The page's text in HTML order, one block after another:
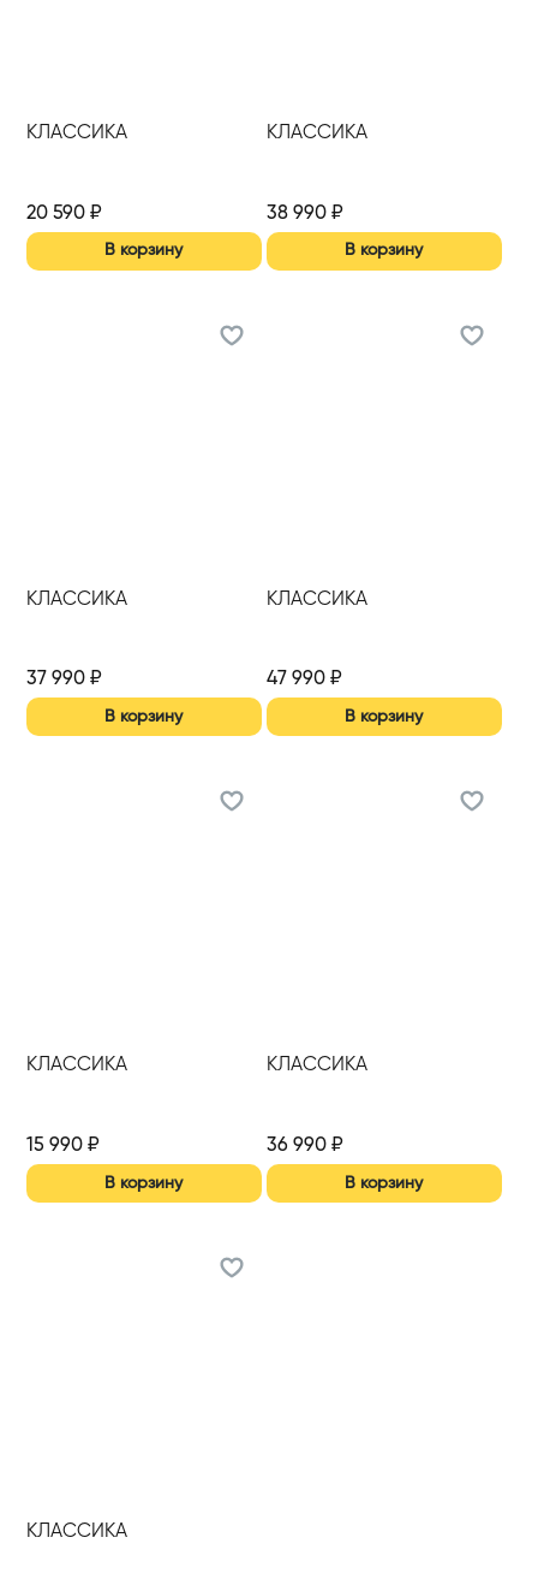
КЛАССИКА
20 590 ₽
В корзину
КЛАССИКА
38 990₽
В корзину
КЛАССИКА
37 990 ₽
В корзину
КЛАССИКА
47 990₽
В корзину
КЛАССИКА
15 990 ₽
В корзину
КЛАССИКА
36 990₽
В корзину
КЛАССИКА